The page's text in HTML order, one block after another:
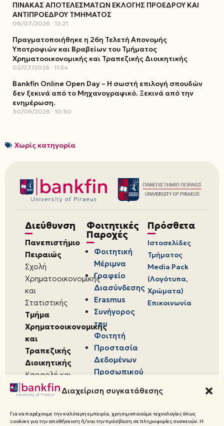
Διαχείριση συγκατάθεσης
Για να παρέχουμε την καλύτερη εμπειρία, χρησιμοποιούμε τεχνολογίες όπως
cookies για την αποθήκευση ή/και την πρόσβαση σε πληροφορίες συσκευών. Η
ΠΙΝΑΚΑΣ ΑΠΟΤΕΛΕΣΜΑΤΩΝ ΕΚΛΟΓΗΣ ΠΡΟΕΔΡΟΥ ΚΑΙ
ΑΝΤΙΠΡΟΕΔΡΟΥ ΤΜΗΜΑΤΟΣ
06/07/2026 12:21
Πραγματοποιήθηκε η 26η Τελετή Απονομής
Υποτροφιών και Βραβείων του Τμήματος
Χρηματοοικονομικής και Τραπεζικής Διοικητικής
02/07/2026 11:54
Bankfin Online Open Day – Η σωστή επιλογή σπουδών
δεν ξεκινά από το Μηχανογραφικό. Ξεκινά από την
ενημέρωση.
30/06/2026 10:30
Χωρίς κατηγορία
Διεύθυνση
Πανεπιστήμιο
Πειραιώς
Σχολή
Χρηματοοικονομικής
και
Στατιστικής
Τμήμα
Χρηματοοικονομικής
και
Τραπεζικής
Διοικητικής
Καραολή και
Δημητρίου 80,
18534,
Πειραιάς
Φοιτητικές
Παροχές
Φοιτητική
Μέριμνα
Γραφείο
Διασύνδεσης
Erasmus
Συνήγορος
του
Φοιτητή
Προστασία
Δεδομένων
Προσωπικού
Πρόσθετα
Ιστοσελίδες
Τμήματος
Media Pack
(Λογότυπα,
Χρώματα)
Επικοινωνία